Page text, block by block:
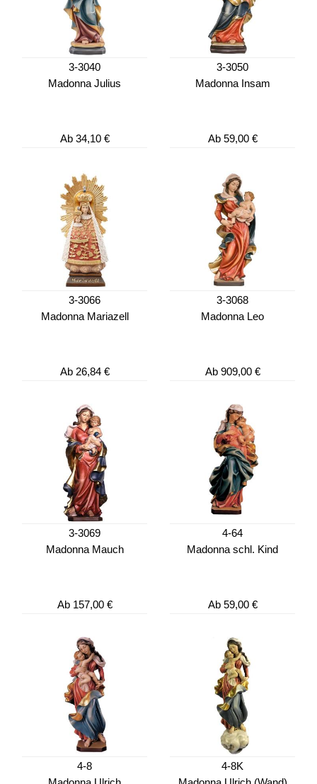
3-3040
Madonna Julius
Ab34,10 €
3-3050
Madonna Insam
Ab59,00 €
3-3066
Madonna Mariazell
Ab26,84 €
3-3068
Madonna Leo
Ab909,00 €
3-3069
Madonna Mauch
Ab157,00 €
4-64
Madonna schl. Kind
Ab59,00 €
4-8
4-8K